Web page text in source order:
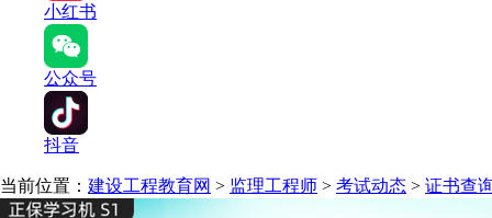
小红书
公众号
抖音
当前位置： 建设工程教育网 > 监理工程师 > 考试动态 > 证书查